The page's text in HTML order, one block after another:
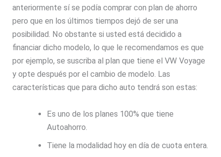
anteriormente sí se podía comprar con plan de ahorro
pero que en los últimos tiempos dejó de ser una
posibilidad. No obstante si usted está decidido a
financiar dicho modelo, lo que le recomendamos es que
por ejemplo, se suscriba al plan que tiene el VW Voyage
y opte después por el cambio de modelo. Las
características que para dicho auto tendrá son estas:
Es uno de los planes 100% que tiene
Autoahorro.
Tiene la modalidad hoy en día de cuota entera.